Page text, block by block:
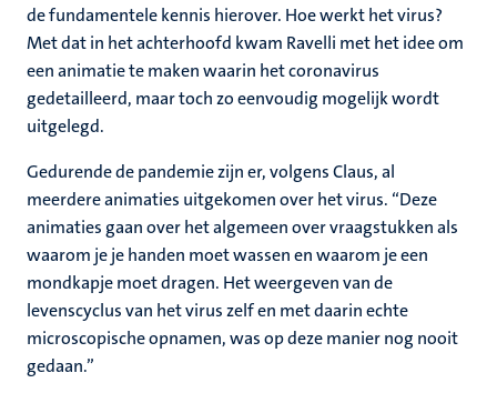
de fundamentele kennis hierover. Hoe werkt het virus?
Met dat in het achterhoofd kwam Ravelli met het idee om
een animatie te maken waarin het coronavirus
gedetailleerd, maar toch zo eenvoudig mogelijk wordt
uitgelegd.
Gedurende de pandemie zijn er, volgens Claus, al
meerdere animaties uitgekomen over het virus. “Deze
animaties gaan over het algemeen over vraagstukken als
waarom je je handen moet wassen en waarom je een
mondkapje moet dragen. Het weergeven van de
levenscyclus van het virus zelf en met daarin echte
microscopische opnamen, was op deze manier nog nooit
gedaan.”